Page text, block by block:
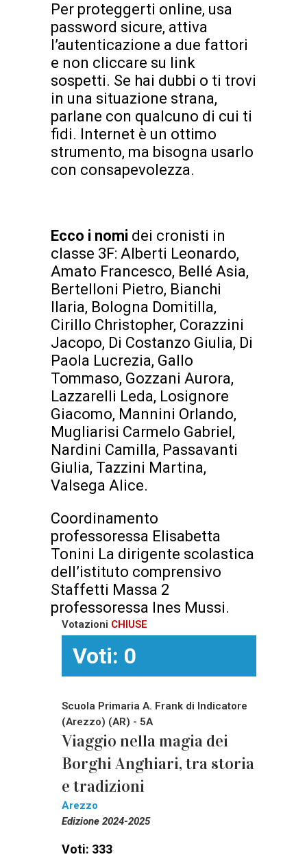
Per proteggerti online, usa
password sicure, attiva
l’autenticazione a due fattori
e non cliccare su link
sospetti. Se hai dubbi o ti trovi
in una situazione strana,
parlane con qualcuno di cui ti
fidi. Internet è un ottimo
strumento, ma bisogna usarlo
con consapevolezza.
Ecco i nomi dei cronisti in
classe 3F: Alberti Leonardo,
Amato Francesco, Bellé Asia,
Bertelloni Pietro, Bianchi
Ilaria, Bologna Domitilla,
Cirillo Christopher, Corazzini
Jacopo, Di Costanzo Giulia, Di
Paola Lucrezia, Gallo
Tommaso, Gozzani Aurora,
Lazzarelli Leda, Losignore
Giacomo, Mannini Orlando,
Mugliarisi Carmelo Gabriel,
Nardini Camilla, Passavanti
Giulia, Tazzini Martina,
Valsega Alice.
Coordinamento
professoressa Elisabetta
Tonini La dirigente scolastica
dell’istituto comprensivo
Staffetti Massa 2
professoressa Ines Mussi.
Votazioni CHIUSE
Voti: 0
Scuola Primaria A. Frank di Indicatore
(Arezzo) (AR) - 5A
Viaggio nella magia dei
Borghi Anghiari, tra storia
e tradizioni
Arezzo
Edizione 2024-2025
Voti: 333